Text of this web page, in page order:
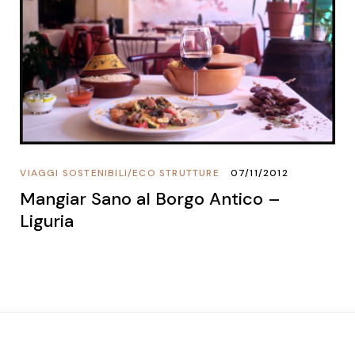
ECO STRUTTURE
/
VIAGGI SOSTENIBILI 07/11/2012
Mangiar Sano al Borgo Antico –
Liguria